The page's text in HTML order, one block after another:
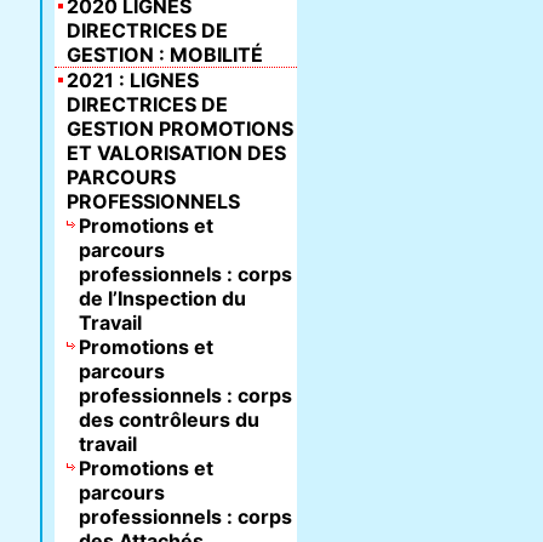
2020 LIGNES
DIRECTRICES DE
GESTION : MOBILITÉ
2021 : LIGNES
DIRECTRICES DE
GESTION PROMOTIONS
ET VALORISATION DES
PARCOURS
PROFESSIONNELS
Promotions et
parcours
professionnels : corps
de l’Inspection du
Travail
Promotions et
parcours
professionnels : corps
des contrôleurs du
travail
Promotions et
parcours
professionnels : corps